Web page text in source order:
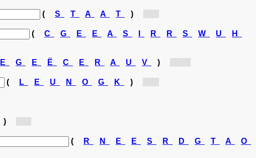
( S T A A T )
( C G E E A S R R S W U
H
E G E Ë C E R A U V )
( L E U N O G K )
)
( R N E E S R D G T A
O